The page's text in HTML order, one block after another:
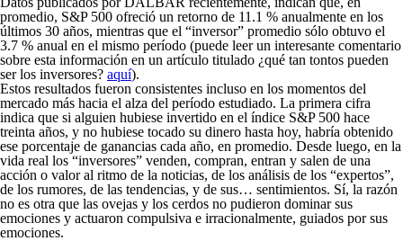
promedio, S&P 500 ofreció un retorno de 11.1 % anualmente en los
últimos 30 años, mientras que el “inversor” promedio sólo obtuvo el
3.7 % anual en el mismo período (puede leer un interesante comentario
sobre esta información en un artículo titulado ¿qué tan tontos pueden
ser los inversores? aquí).
Estos resultados fueron consistentes incluso en los momentos del
mercado más hacia el alza del período estudiado. La primera cifra
indica que si alguien hubiese invertido en el índice S&P 500 hace
treinta años, y no hubiese tocado su dinero hasta hoy, habría obtenido
ese porcentaje de ganancias cada año, en promedio. Desde luego, en la
vida real los “inversores” venden, compran, entran y salen de una
acción o valor al ritmo de la noticias, de los análisis de los “expertos”,
de los rumores, de las tendencias, y de sus… sentimientos. Sí, la razón
no es otra que las ovejas y los cerdos no pudieron dominar sus
emociones y actuaron compulsiva e irracionalmente, guiados por sus
emociones.